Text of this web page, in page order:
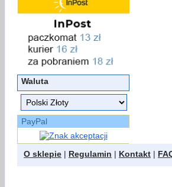
Waluta
PayPal
O sklepie | Regulamin | Kontakt |